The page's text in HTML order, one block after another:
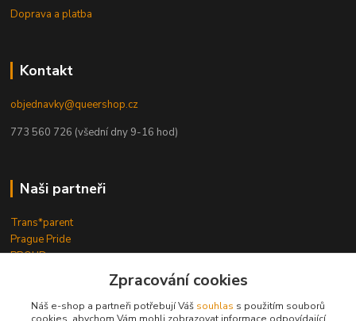
Doprava a platba
Kontakt
objednavky@queershop.cz
773 560 726 (všední dny 9-16 hod)
Naši partneři
Trans*parent
Prague Pride
PROUD
Stud Brno
Zpracování cookies
Náš e-shop a partneři potřebují Váš souhlas s použitím souborů